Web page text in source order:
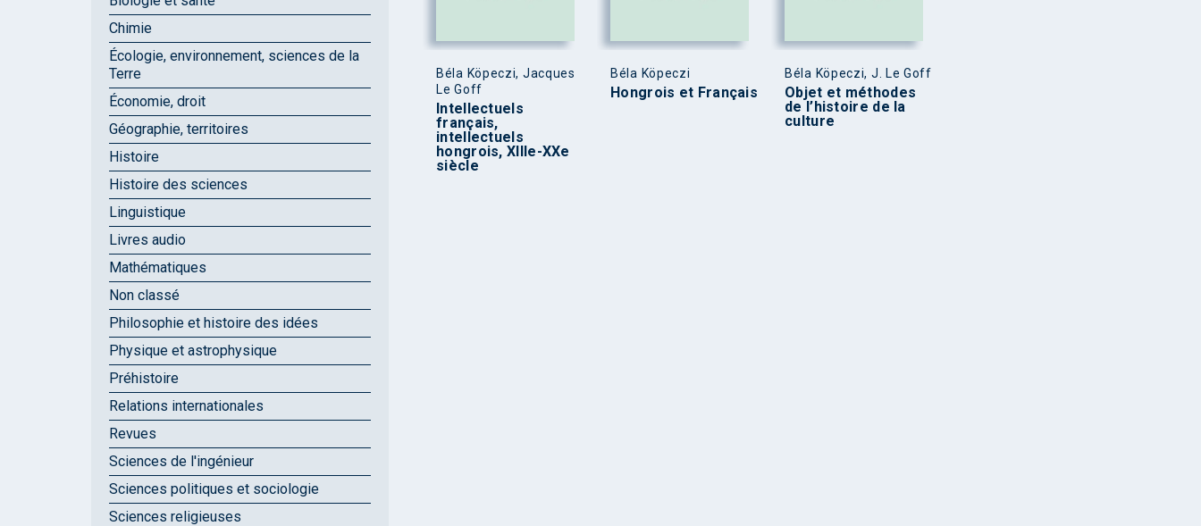
Béla Köpeczi, Jacques
Le Goff
Intellectuels
français,
intellectuels
hongrois, XIIIe-XXe
siècle
Béla Köpeczi
Hongrois et Français
Béla Köpeczi, J. Le Goff
Objet et méthodes
de l’histoire de la
culture
Chimie
Écologie, environnement, sciences de la
Terre
Économie, droit
Géographie, territoires
Histoire
Histoire des sciences
Linguistique
Livres audio
Mathématiques
Non classé
Philosophie et histoire des idées
Physique et astrophysique
Préhistoire
Relations internationales
Revues
Sciences de l'ingénieur
Sciences politiques et sociologie
Sciences religieuses